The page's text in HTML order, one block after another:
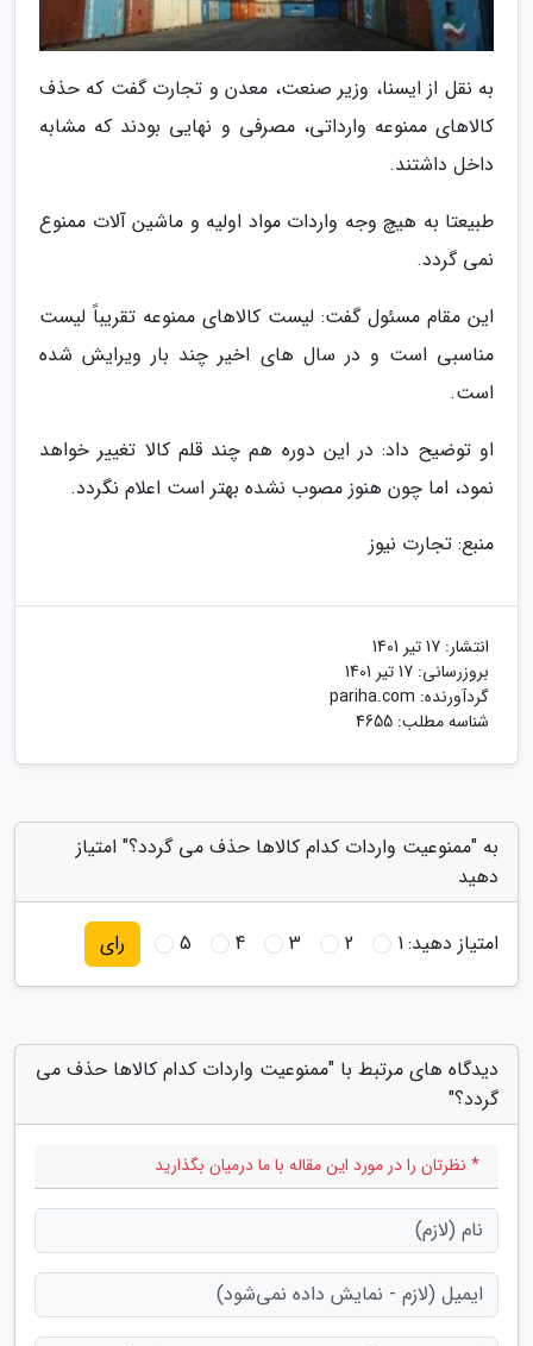
به نقل از ایسنا، وزیر صنعت، معدن و تجارت گفت که حذف
کالاهای ممنوعه وارداتی، مصرفی و نهایی بودند که مشابه
داخل داشتند.
طبیعتا به هیچ وجه واردات مواد اولیه و ماشین آلات ممنوع
نمی گردد.
این مقام مسئول گفت: لیست کالاهای ممنوعه تقریباً لیست
مناسبی است و در سال های اخیر چند بار ویرایش شده
است.
او توضیح داد: در این دوره هم چند قلم کالا تغییر خواهد
نمود، اما چون هنوز مصوب نشده بهتر است اعلام نگردد.
منبع: تجارت نیوز
انتشار: 17 تیر 1401
بروزرسانی: 17 تیر 1401
گردآورنده: pariha.com
شناسه مطلب: 4655
به "ممنوعیت واردات کدام کالاها حذف می گردد؟" امتیاز
دهید
امتیاز دهید:1
2
3
4
5 رای
دیدگاه های مرتبط با "ممنوعیت واردات کدام کالاها حذف می
گردد؟"
* نظرتان را در مورد این مقاله با ما درمیان بگذارید